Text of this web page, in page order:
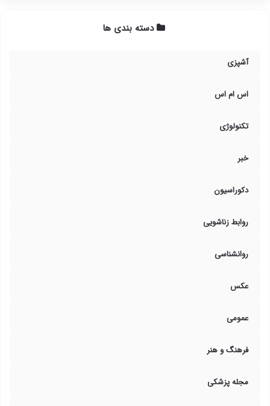
دسته بندی ها
آشپزی
اس ام اس
تکنولوژی
خبر
دکوراسیون
روابط زناشویی
روانشناسی
عکس
عمومی
فرهنگ و هنر
مجله پزشکی